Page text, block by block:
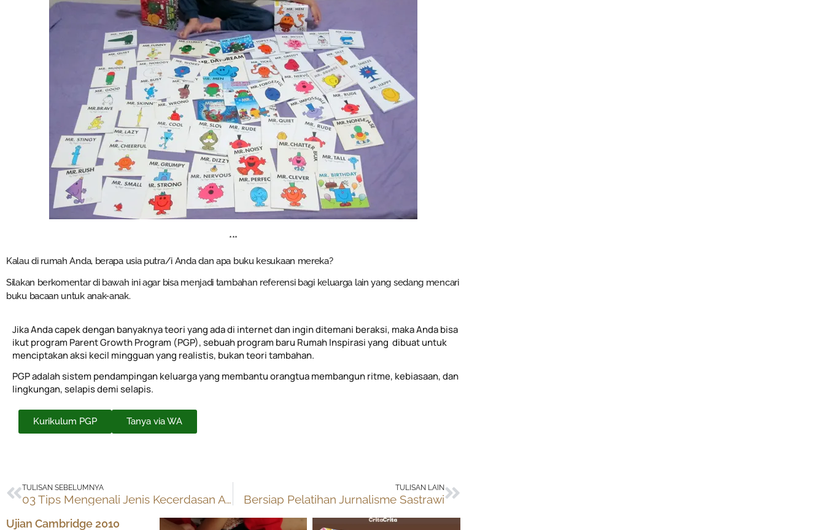
***
Kalau di rumah Anda, berapa usia putra/i Anda dan apa buku kesukaan mereka?
Silakan berkomentar di bawah ini agar bisa menjadi tambahan referensi bagi keluarga lain yang sedang mencari
buku bacaan untuk anak-anak.
Jika Anda capek dengan banyaknya teori yang ada di internet dan ingin ditemani beraksi, maka Anda bisa
ikut program Parent Growth Program (PGP), sebuah program baru Rumah Inspirasi yang dibuat untuk
menciptakan aksi kecil mingguan yang realistis, bukan teori tambahan.
PGP adalah sistem pendampingan keluarga yang membantu orangtua membangun ritme, kebiasaan, dan
lingkungan, selapis demi selapis.
Kurikulum PGP Tanya via WA
Prev
TULISAN SEBELUMNYA
03 Tips Mengenali Jenis Kecerdasan Anak
TULISAN LAIN
Bersiap Pelatihan Jurnalisme Sastrawi
Next
Ujian Cambridge 2010